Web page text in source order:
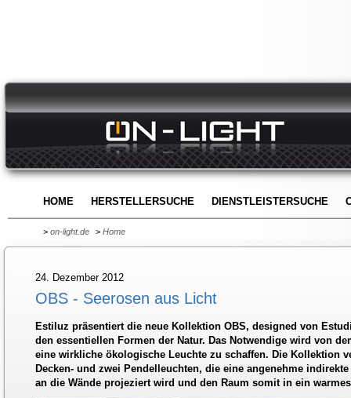
HOME HERSTELLERSUCHE DIENSTLEISTERSUCHE
> on-light.de > Home
24. Dezember 2012
OBS - Seerosen aus Licht
Estiluz präsentiert die neue Kollektion OBS, designed von
den essentiellen Formen der Natur. Das Notwendige wird von
eine wirkliche ökologische Leuchte zu schaffen. Die Kollektion
Decken- und zwei Pendelleuchten, die eine angenehme
an die Wände projeziert wird und den Raum somit in ein